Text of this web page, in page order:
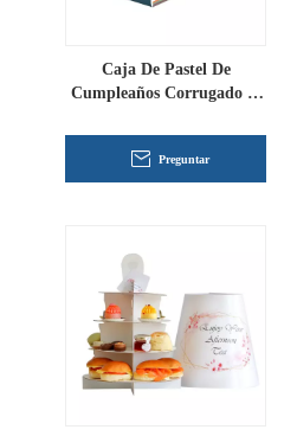
Caja De Pastel De
Cumpleaños Corrugado al
Preguntar